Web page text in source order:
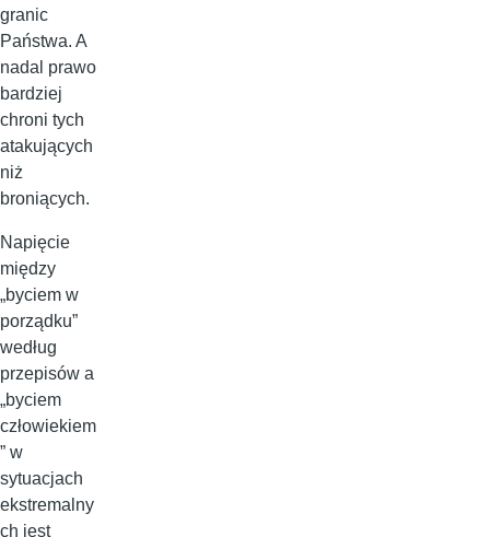
granic
Państwa. A
nadal prawo
bardziej
chroni tych
atakujących
niż
broniących.
Napięcie
między
„byciem w
porządku”
według
przepisów a
„byciem
człowiekiem
” w
sytuacjach
ekstremalny
ch jest